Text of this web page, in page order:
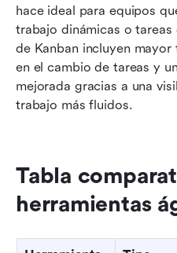
hace ideal para equipos
trabajo dinámicas o
de Kanban incluyen
en el cambio de tareas y
mejorada gracias a una
trabajo más fluidos.
Tabla
herramientas